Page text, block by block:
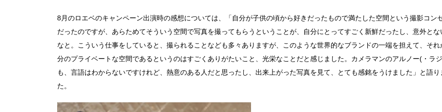
8月のロエベのキャンペーン出演時の感想については、「自分が子供の頃から好きだったもので満たした空間という撮影コン
だったのですが、あらためてそういう空間で写真を撮ってもらうということが、自分にとってすごく新鮮だったし、意外とな
なと。こういう仕事をしていると、撮られることなども多々ありますが、このような世界的なブランドの一端を担えて、それ
分のプライベートな空間であるというのはすごくありがたいこと、光栄なことだと感じました。カメラマンのアルノー(・ラ
も、言語はわからないですけれど、熱意のある人だと思ったし、出来上がった写真を見て、とても感銘をうけました」と語り
た。